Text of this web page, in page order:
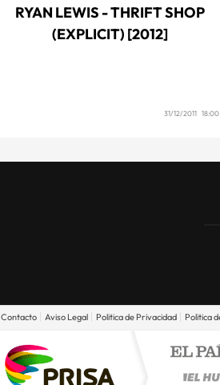
RYAN LEWIS - THRIFT SHOP
(EXPLICIT) [2012]
31/12/2011 18:00
Contacto Aviso Legal Politica de Privacidad Politica